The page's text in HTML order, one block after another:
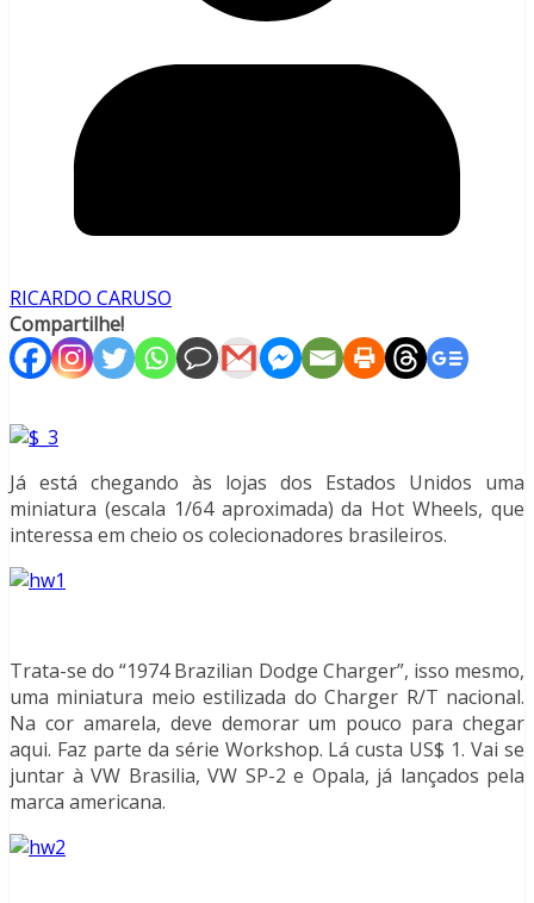
RICARDO CARUSO
Compartilhe!
Já está chegando às lojas dos Estados Unidos uma
miniatura (escala 1/64 aproximada) da Hot Wheels, que
interessa em cheio os colecionadores brasileiros.
Trata-se do “1974 Brazilian Dodge Charger”, isso mesmo,
uma miniatura meio estilizada do Charger R/T nacional.
Na cor amarela, deve demorar um pouco para chegar
aqui. Faz parte da série Workshop. Lá custa US$ 1. Vai se
juntar à VW Brasilia, VW SP-2 e Opala, já lançados pela
marca americana.